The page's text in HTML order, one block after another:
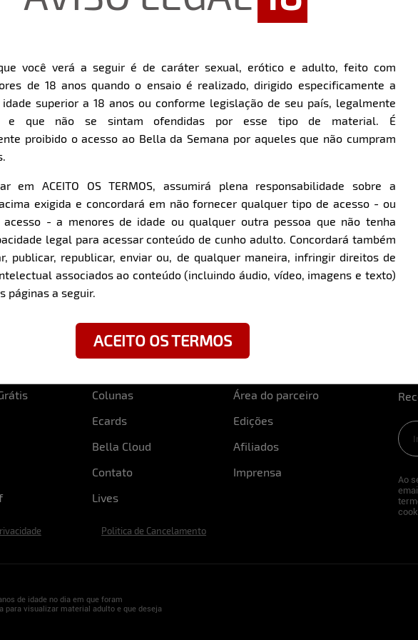
você verá a seguir é de caráter sexual, erótico e adulto, feito com
de 18 anos quando o ensaio é realizado, dirigido especificamente a
idade superior a 18 anos ou conforme legislação de seu país, legalmente
e que não se sintam ofendidas por esse tipo de material. É
proibido o acesso ao Bella da Semana por aqueles que não cumpram
em ACEITO OS TERMOS, assumirá plena responsabilidade sobre a
exigida e concordará em não fornecer qualquer tipo de acesso - ou
- a menores de idade ou qualquer outra pessoa que não tenha
legal para acessar conteúdo de cunho adulto. Concordará também
publicar, republicar, enviar ou, de qualquer maneira, infringir direitos de
associados ao conteúdo (incluindo áudio, vídeo, imagens e texto)
páginas a seguir.
ACEITO OS TERMOS
Colunas
Área do parceiro
Ecards
Edições
Bella Cloud
Afiliados
Contato
Imprensa
Lives
Ao
Politica de Cancelamento
de idade no dia em que foram
para visualizar material adulto e que deseja